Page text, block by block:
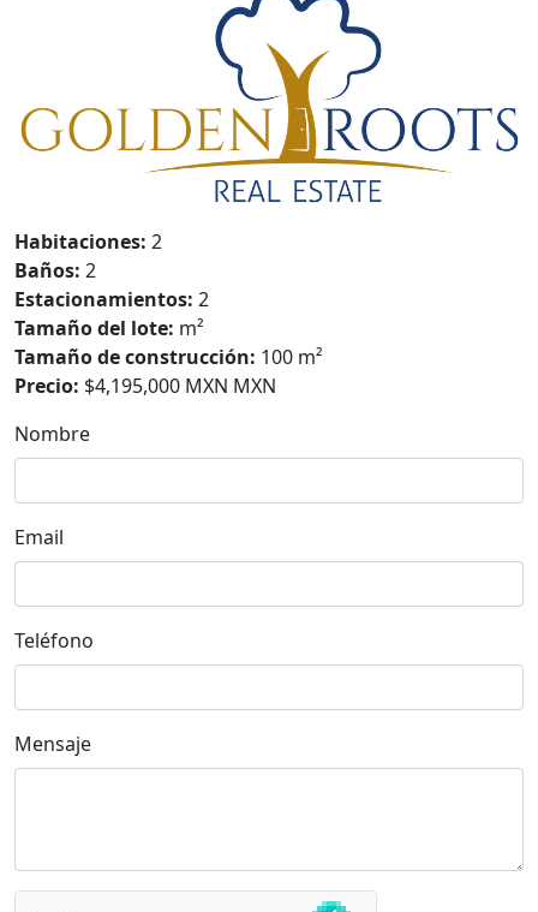
Habitaciones: 2
Baños: 2
Estacionamientos: 2
Tamaño del lote: m²
Tamaño de construcción: 100 m²
Precio: $4,195,000 MXN MXN
Nombre
Email
Teléfono
Mensaje